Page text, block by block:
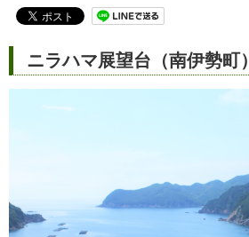
ニラハマ展望台（南伊勢町）